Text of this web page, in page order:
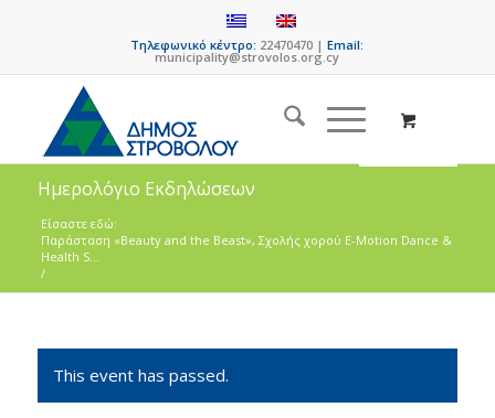
Τηλεφωνικό κέντρο: 22470470 |Email:
municipality@strovolos.org.cy
Ημερολόγιο Εκδηλώσεων
Είσαστε εδώ:
Παράσταση «Beauty and the Beast», Σχολής χορού E-Motion Dance &
Health S...
/
This event has passed.